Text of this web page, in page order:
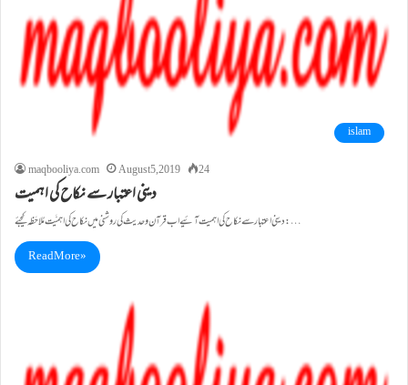
islam
maqbooliya.com
August 5, 2019 24
دینی اعتبار سے نکاح کی اہمیت
دینی اعتبار سے نکاح کی اہمیت آئیے اب قرآن و حدیث کی روشنی میں نکاح کی اہمیَّت مُلاحَظہ کیجئے : …
Read More »